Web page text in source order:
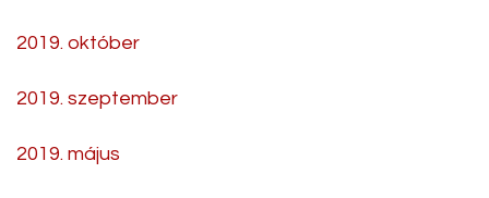
2019. október
2019. szeptember
2019. május